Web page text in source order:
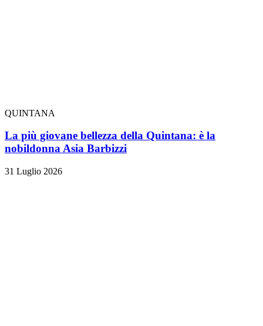
QUINTANA
La più giovane bellezza della Quintana: è la
nobildonna Asia Barbizzi
31 Luglio 2026